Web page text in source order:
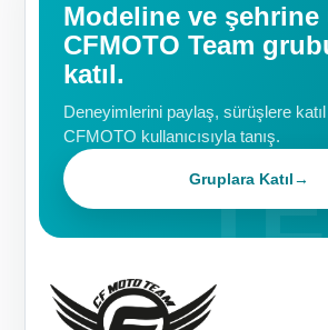
Modeline ve şehrine
CFMOTO Team
katıl.
Deneyimlerini paylaş, sürüşlere
CFMOTO kullanıcısıyla tanış.
Gruplara Katıl→